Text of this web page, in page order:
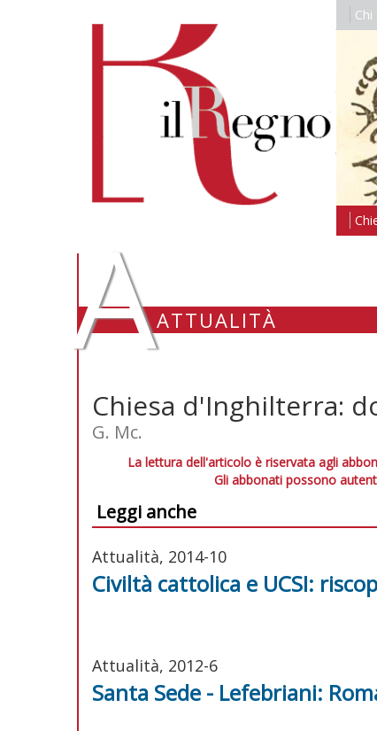
AATTUALITÀ
Chiesa d'Inghilterra:
G. Mc.
La lettura dell'articolo è riservata agli
Gli abbonati possono
Leggi anche
Attualità, 2014-10
Civiltà cattolica e UCSI:
Attualità, 2012-6
Santa Sede - Lefebriani: